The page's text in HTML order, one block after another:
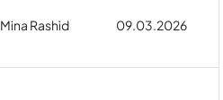
Mina Rashid 09.03.2026